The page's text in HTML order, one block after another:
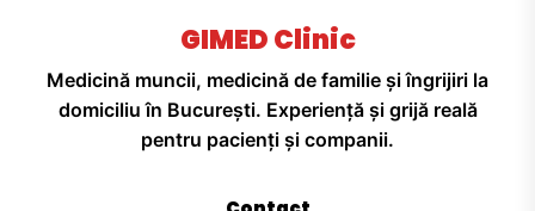
GIMED Clinic
Medicină muncii, medicină de familie și îngrijiri la
domiciliu în București. Experiență și grijă reală
pentru pacienți și companii.